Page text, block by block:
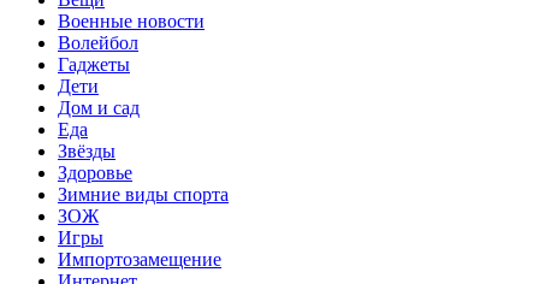
Военные новости
Волейбол
Гаджеты
Дети
Дом и сад
Еда
Звёзды
Здоровье
Зимние виды спорта
ЗОЖ
Игры
Импортозамещение